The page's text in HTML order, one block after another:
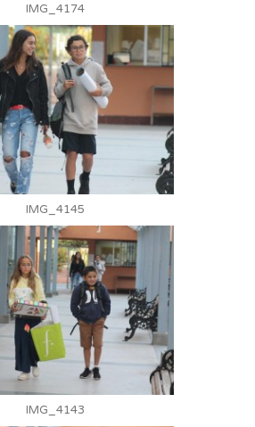
IMG_4174
IMG_4145
IMG_4143